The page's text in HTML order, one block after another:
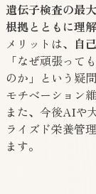
遺伝子検査の最
根拠とともに理
メリットは、 自
「なぜ頑張って
のか」という疑
モチベーション
また、今後AIや
ライズド栄養管
ます。